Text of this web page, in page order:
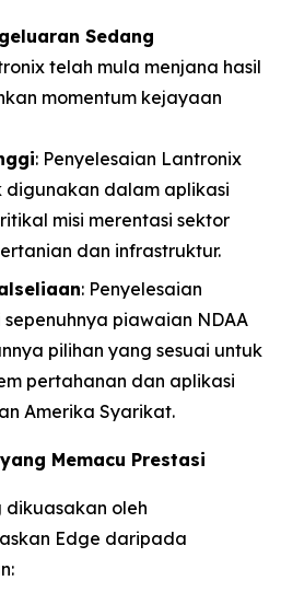
Sedang
telah mula menjana hasil
momentum kejayaan
: Penyelesaian Lantronix
digunakan dalam aplikasi
misi merentasi sektor
dan infrastruktur.
: Penyelesaian
piawaian NDAA
pilihan yang sesuai untuk
pertahanan dan aplikasi
Amerika Syarikat.
Memacu Prestasi
dikuasakan oleh
Edge daripada